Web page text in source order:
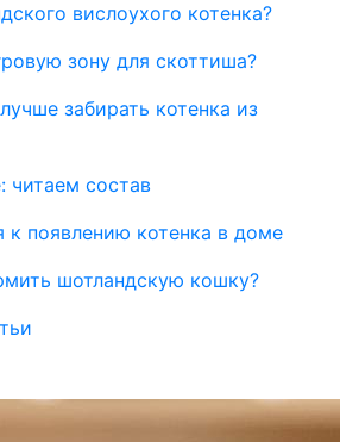
вислоухого котенка?
зону для скоттиша?
забирать котенка из
читаем состав
к появлению котенка в доме
шотландскую кошку?